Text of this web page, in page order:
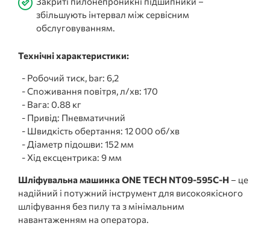
збільшують інтервал між сервісним
обслуговуванням.
Технічні характеристики:
- Робочий тиск, bar: 6,2
- Споживання повітря, л/хв: 170
- Вага: 0.88 кг
- Привід: Пневматичний
- Швидкість обертання: 12 000 об/хв
- Діаметр підошви: 152 мм
- Хід ексцентрика: 9 мм
Шліфувальна машинка ONE TECH NT09-595C-H – це
надійний і потужний інструмент для високоякісного
шліфування без пилу та з мінімальним
навантаженням на оператора.